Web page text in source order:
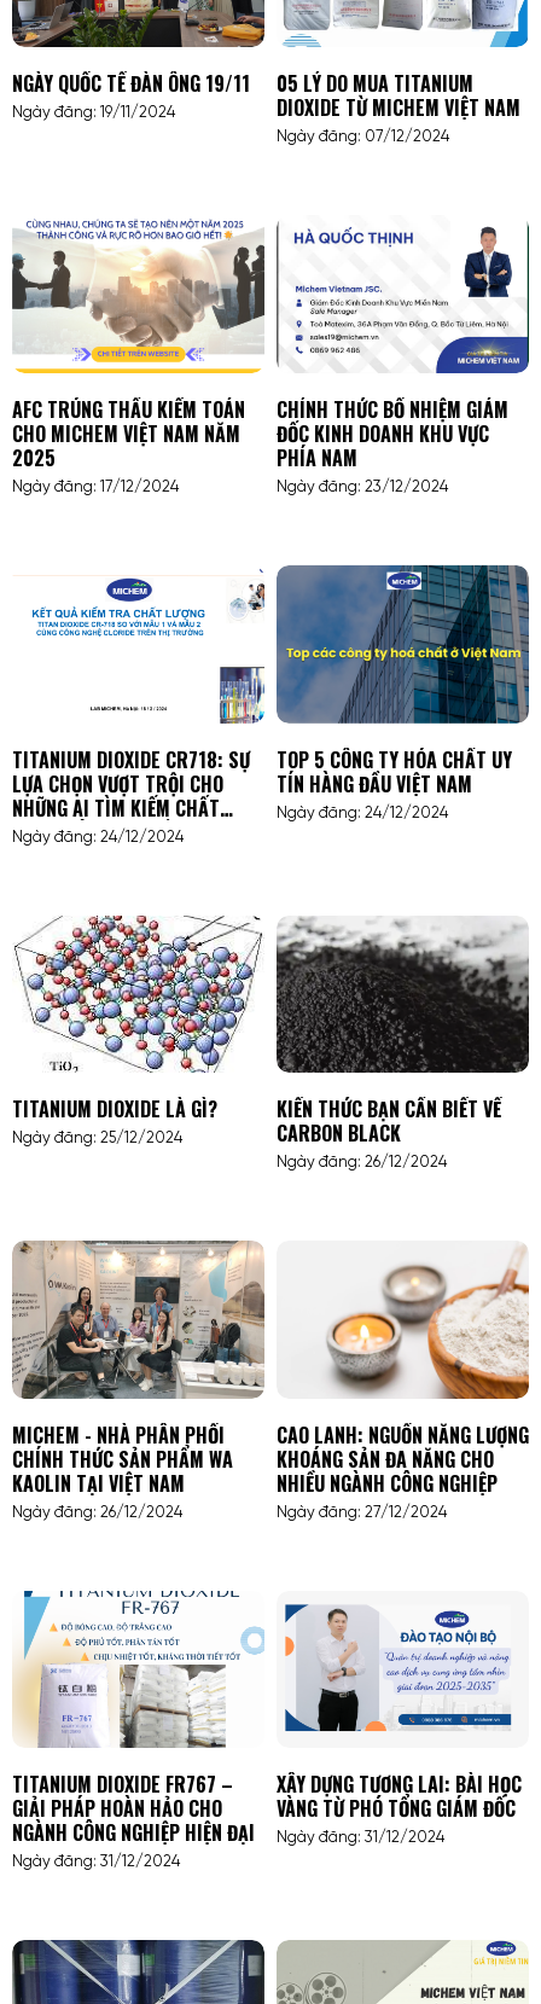
NGÀY QUỐC TẾ ĐÀN ÔNG 19/11
Ngày đăng: 19/11/2024
05 LÝ DO MUA TITANIUM
DIOXIDE TỪ MICHEM VIỆT NAM
Ngày đăng: 07/12/2024
AFC TRÚNG THẦU KIỂM TOÁN
CHO MICHEM VIỆT NAM NĂM
2025
Ngày đăng: 17/12/2024
CHÍNH THỨC BỔ NHIỆM GIÁM
ĐỐC KINH DOANH KHU VỰC
PHÍA NAM
Ngày đăng: 23/12/2024
TITANIUM DIOXIDE CR718: SỰ
LỰA CHỌN VƯỢT TRỘI CHO
NHỮNG AI TÌM KIẾM CHẤT
LƯỢNG VÀ HIỆU SUẤT CAO
Ngày đăng: 24/12/2024
TOP 5 CÔNG TY HÓA CHẤT UY
TÍN HÀNG ĐẦU VIỆT NAM
Ngày đăng: 24/12/2024
TITANIUM DIOXIDE LÀ GÌ?
Ngày đăng: 25/12/2024
KIẾN THỨC BẠN CẦN BIẾT VỀ
CARBON BLACK
Ngày đăng: 26/12/2024
MICHEM - NHÀ PHÂN PHỐI
CHÍNH THỨC SẢN PHẨM WA
KAOLIN TẠI VIỆT NAM
Ngày đăng: 26/12/2024
CAO LANH: NGUỒN NĂNG LƯỢNG
KHOÁNG SẢN ĐA NĂNG CHO
NHIỀU NGÀNH CÔNG NGHIỆP
Ngày đăng: 27/12/2024
TITANIUM DIOXIDE FR767 –
GIẢI PHÁP HOÀN HẢO CHO
NGÀNH CÔNG NGHIỆP HIỆN ĐẠI
Ngày đăng: 31/12/2024
XÂY DỰNG TƯƠNG LAI: BÀI HỌC
VÀNG TỪ PHÓ TỔNG GIÁM ĐỐC
Ngày đăng: 31/12/2024